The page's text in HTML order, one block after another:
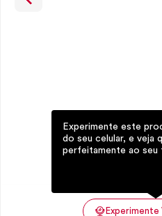
Experimente este
do seu celular, e veja
perfeitamente ao seu